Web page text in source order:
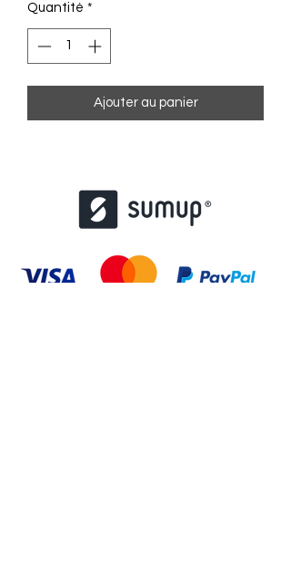
Quantité *
Ajouter au panier